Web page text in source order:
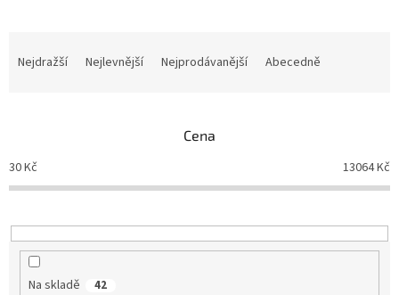
p
r
o
u
Nejdražší Nejlevnější Nejprodávanější Abecedně
Cena
30Kč 13064Kč
Na skladě 42